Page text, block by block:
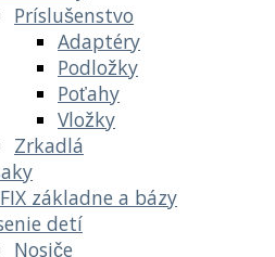
Príslušenstvo
Adaptéry
Podložky
Poťahy
Vložky
Zrkadlá
základne a bázy
detí
Nosiče